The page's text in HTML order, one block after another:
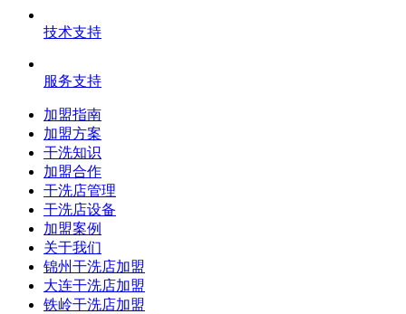
技术支持
服务支持
加盟指南
加盟方案
干洗知识
加盟合作
干洗店管理
干洗店设备
加盟案例
关于我们
锦州干洗店加盟
大连干洗店加盟
铁岭干洗店加盟